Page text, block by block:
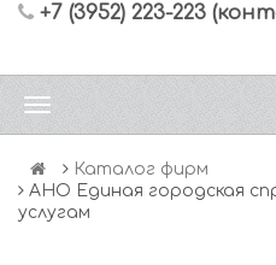
+7 (3952) 223-223
Каталог фирм
АНО Единая городская
услугам